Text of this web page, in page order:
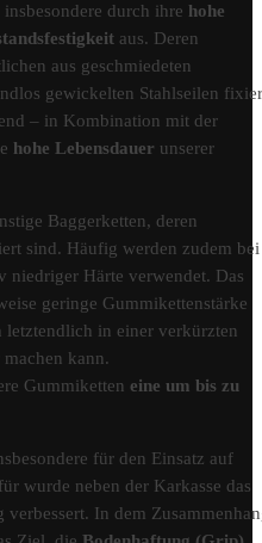
durch ihre hohe
aus. Deren
aus geschmiedeten
gewickelten Stahlseilen
– in Kombination mit der
hohe Lebensdauer unserer
Baggerketten, deren
sind. Häufig werden zudem bei
niedriger Härte verwendet. Das
geringe Gummikettenstärke
letztendlich in einer verkürzten
kann.
Gummiketten eine um bis zu
für den Einsatz auf
wurde neben der Karkasse das
In dem